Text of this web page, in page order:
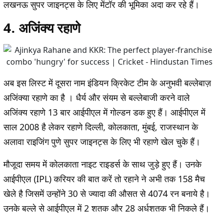
लखनऊ सुपर जाइनट्स के लिए मेंटॉर की भूमिका अदा कर रहे हैं।
4. अजिंक्य रहाणे
अब इस लिस्ट में दूसरा नाम इंडियन क्रिकेट टीम के अनुभवी बल्लेबाज़
अजिंक्या रहाणे का है । धैर्य और संयम से बल्लेबाजी करने वाले
अजिंक्य रहाणे 13 बार आईपीएल में गोल्डन डक हुए हैं। आईपीएल में
साल 2008 है लेकर रहाणे दिल्ली, कोलकाता, मुंबई, राजस्थान के
अलावा राइजिंग पुणे सुपर जाइनट्स के लिए भी रहाणे खेल चुके हैं।
मौजूदा समय में कोलकाता नाइट राइडर्स के साथ जुड़े हुए हैं। उनके
आईपीएल (IPL) करियर की बात करें तो रहाने ने अभी तक 158 मैच
खेले है जिसमें उन्होंने 30 से ज्यादा की औसत से 4074 रन बनाये है।
उनके बल्ले से आईपीएल में 2 शतक और 28 अर्धशतक भी निकले हैं।